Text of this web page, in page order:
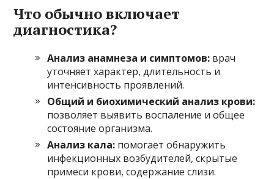
Что обычно включает
диагностика?
Анализ анамнеза и симптомов: врач
уточняет характер, длительность и
интенсивность проявлений.
Общий и биохимический анализ крови:
позволяет выявить воспаление и общее
состояние организма.
Анализ кала: помогает обнаружить
инфекционных возбудителей, скрытые
примеси крови, содержание слизи.